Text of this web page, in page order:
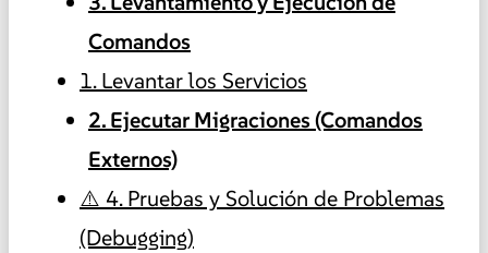
Comandos
1. Levantar los Servicios
2. Ejecutar Migraciones (Comandos
Externos)
⚠️ 4. Pruebas y Solución de Problemas
(Debugging)